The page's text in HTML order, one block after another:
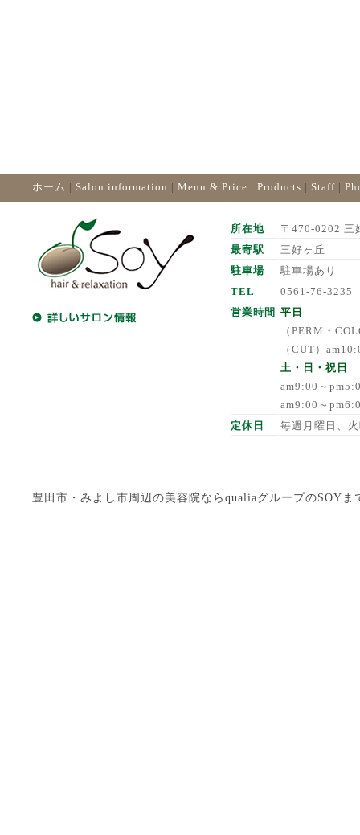
ホーム | Salon information | Menu & Price | Products | Staff |
所在地
〒470-0202 三
最寄駅
三好ヶ丘
駐車場
駐車場あり
TEL
0561-76-3235
営業時間 平日
（PERM・
（CUT）
土・日・祝日
am9:00～
am9:00～
定休日
毎週月曜日、
豊田市・みよし市周辺の美容院ならqualiaグループのSOY